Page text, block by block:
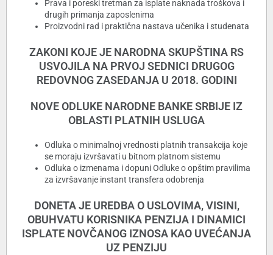
Prava i poreski tretman za isplate naknada troškova i
drugih primanja zaposlenima
Proizvodni rad i praktična nastava učenika i studenata
ZAKONI KOJE JE NARODNA SKUPŠTINA RS
USVOJILA NA PRVOJ SEDNICI DRUGOG
REDOVNOG ZASEDANJA U 2018. GODINI
NOVE ODLUKE NARODNE BANKE SRBIJE IZ
OBLASTI PLATNIH USLUGA
Odluka o minimalnoj vrednosti platnih transakcija koje
se moraju izvršavati u bitnom platnom sistemu
Odluka o izmenama i dopuni Odluke o opštim pravilima
za izvršavanje instant transfera odobrenja
DONETA JE UREDBA O USLOVIMA, VISINI,
OBUHVATU KORISNIKA PENZIJA I DINAMICI
ISPLATE NOVČANOG IZNOSA KAO UVEĆANJA
UZ PENZIJU